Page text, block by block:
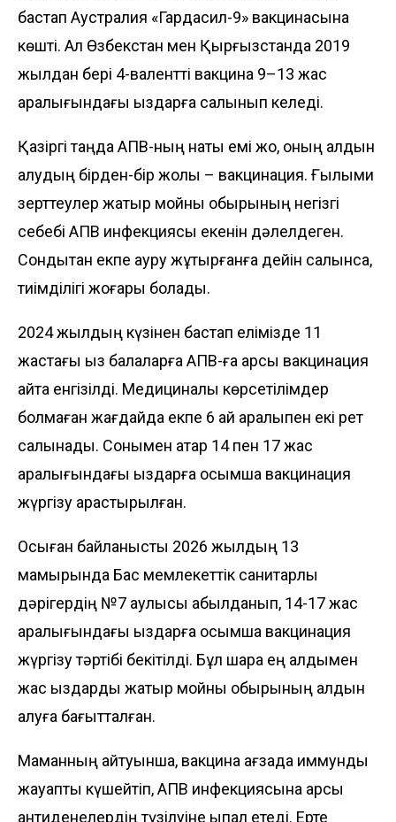
бастап Аустра­лия «Гардасил-9» вакцинасына
көшті. Ал Өзбекстан мен Қырғызстанда 2019
жылдан бері 4-валентті вакцина 9–13 жас
аралығындағы қыздарға салынып келеді.
Қазіргі таңда АПВ-ның нақты емі жоқ, оның алдын
алудың бірден-бір жолы – вакцинация. Ғылыми
зерттеулер жатыр мойны обырының негізгі
себебі АПВ инфекциясы екенін дәлелдеген.
Сондықтан екпе ауру жұқтырғанға дейін салынса,
тиімділігі жоғары болады.
2024 жылдың күзінен бастап еліміз­де 11
жастағы қыз балаларға АПВ-ға қарсы вакцинация
қайта енгізілді. Медициналық көрсетілімдер
болмаған жағдайда екпе 6 ай аралықпен екі рет
салынады. Сонымен қатар 14 пен 17 жас
аралығындағы қыздарға қосымша вакцинация
жүргізу қарастырылған.
Осыған байланысты 2026 жылдың 13
мамырында Бас мемлекеттік санитарлық
дәрігердің №7 қаулысы қабылданып, 14-17 жас
аралығындағы қыздарға қосымша вакцинация
жүргізу тәртібі бекітілді. Бұл шара ең алдымен
жас қыздарды жатыр мойны обырының алдын
алуға бағытталған.
Маманның айтуынша, вакцина ағзада иммундық
жауапты күшейтіп, АПВ инфекциясына қарсы
антиденелердің түзілуіне ықпал етеді. Ерте